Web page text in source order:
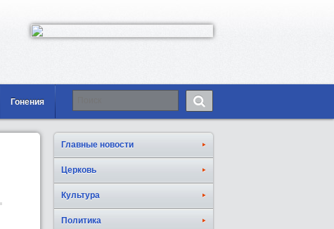
Гонения
Главные новости
Церковь
Культура
Политика